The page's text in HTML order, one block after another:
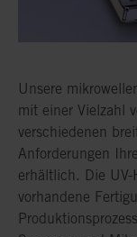
Unsere
mit einer Vielzahl
verschiedenen
Anforderungen
erhältlich. Die
vorhandene